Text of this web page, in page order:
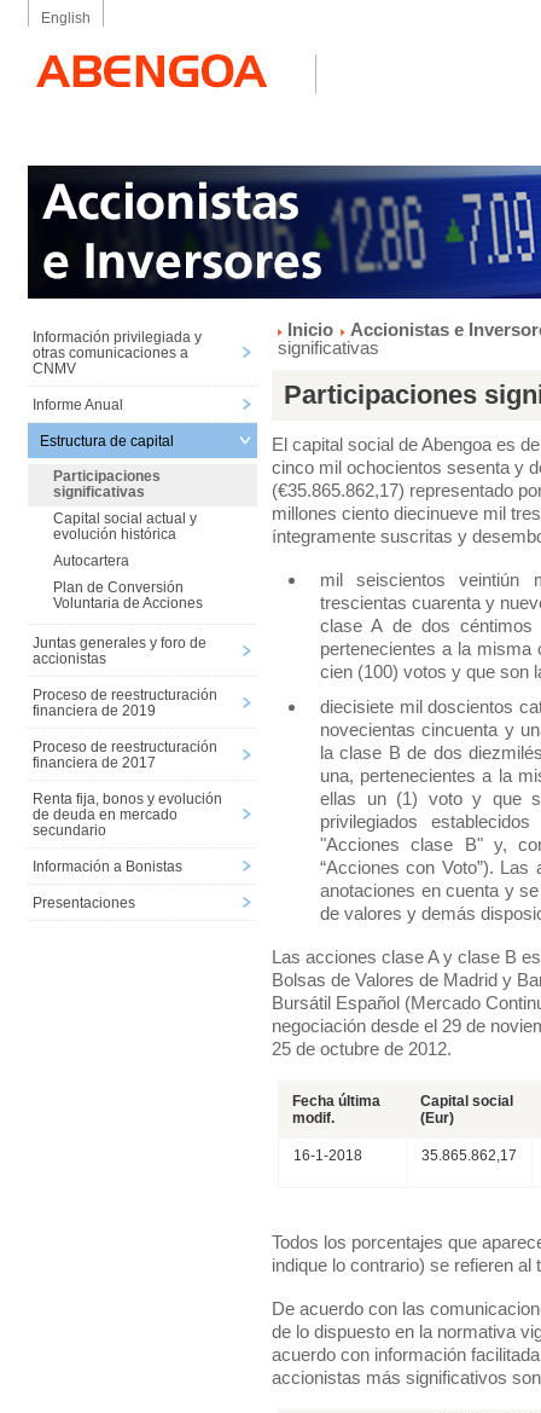
English
Información privilegiada y
otras comunicaciones a
CNMV
Informe Anual
Estructura de capital
Participaciones
significativas
Capital social actual y
evolución histórica
Autocartera
Plan de Conversión
Voluntaria de Acciones
Juntas generales y foro de
accionistas
Proceso de reestructuración
financiera de 2019
Proceso de reestructuración
financiera de 2017
Renta fija, bonos y evolución
de deuda en mercado
secundario
Información a Bonistas
Presentaciones
Inicio
Accionistas e
significativas
Participaciones
El capital social de Abengoa es
cinco mil ochocientos sesenta y
(€35.865.862,17) representado
millones ciento diecinueve mil
íntegramente suscritas y
mil seiscientos veintiún
trescientas cuarenta y
clase A de dos
pertenecientes a la
cien (100) votos y que son
diecisiete mil doscientos
novecientas cincuenta y
la clase B de dos
una, pertenecientes a la
ellas un (1) voto y que
privilegiados
"Acciones clase B" y,
“Acciones con Voto”).
anotaciones en cuenta y
de valores y demás
Las acciones clase A y clase B
Bolsas de Valores de Madrid y
Bursátil Español (Mercado
negociación desde el 29 de
25 de octubre de 2012.
Fecha última
modif.
Capital social
(Eur)
16-1-2018 35.865.862,17
Todos los porcentajes que
indique lo contrario) se refieren al
De acuerdo con las
de lo dispuesto en la normativa
acuerdo con información
accionistas más significativos